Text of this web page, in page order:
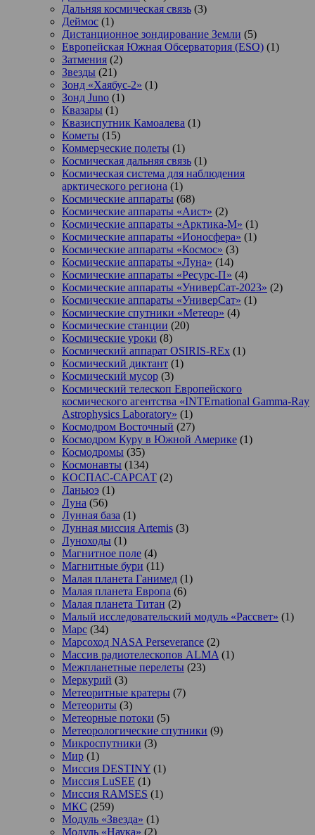
Дальняя космическая связь (3)
Деймос (1)
Дистанционное зондирование Земли (5)
Европейская Южная Обсерватория (ESO) (1)
Затмения (2)
Звезды (21)
Зонд «Хаябус-2» (1)
Зонд Juno (1)
Квазары (1)
Квазиспутник Камоалева (1)
Кометы (15)
Коммерческие полеты (1)
Космическая дальняя связь (1)
Космическая система для наблюдения
арктического региона (1)
Космические аппараты (68)
Космические аппараты «Аист» (2)
Космические аппараты «Арктика-М» (1)
Космические аппараты «Ионосфера» (1)
Космические аппараты «Космос» (3)
Космические аппараты «Луна» (14)
Космические аппараты «Ресурс-П» (4)
Космические аппараты «УниверСат-2023» (2)
Космические аппараты «УниверСат» (1)
Космические спутники «Метеор» (4)
Космические станции (20)
Космические уроки (8)
Космический аппарат OSIRIS-REx (1)
Космический диктант (1)
Космический мусор (3)
Космический телескоп Европейского
космического агентства «INTErnational Gamma-Ray
Astrophysics Laboratory» (1)
Космодром Восточный (27)
Космодром Куру в Южной Америке (1)
Космодромы (35)
Космонавты (134)
КОСПАС-САРСАТ (2)
Ланьюэ (1)
Луна (56)
Лунная база (1)
Лунная миссия Artemis (3)
Луноходы (1)
Магнитное поле (4)
Магнитные бури (11)
Малая планета Ганимед (1)
Малая планета Европа (6)
Малая планета Титан (2)
Малый исследовательский модуль «Рассвет» (1)
Марс (34)
Марсоход NASA Perseverance (2)
Массив радиотелескопов ALMA (1)
Межпланетные перелеты (23)
Меркурий (3)
Метеоритные кратеры (7)
Метеориты (3)
Метеорные потоки (5)
Метеорологические спутники (9)
Микроспутники (3)
Мир (1)
Миссия DESTINY (1)
Миссия LuSEE (1)
Миссия RAMSES (1)
МКС (259)
Модуль «Звезда» (1)
Модуль «Наука» (2)